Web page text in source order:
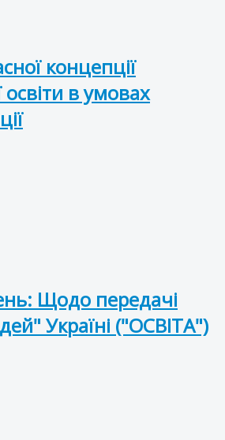
концепції
в умовах
Щодо передачі
Україні ("ОСВІТА")